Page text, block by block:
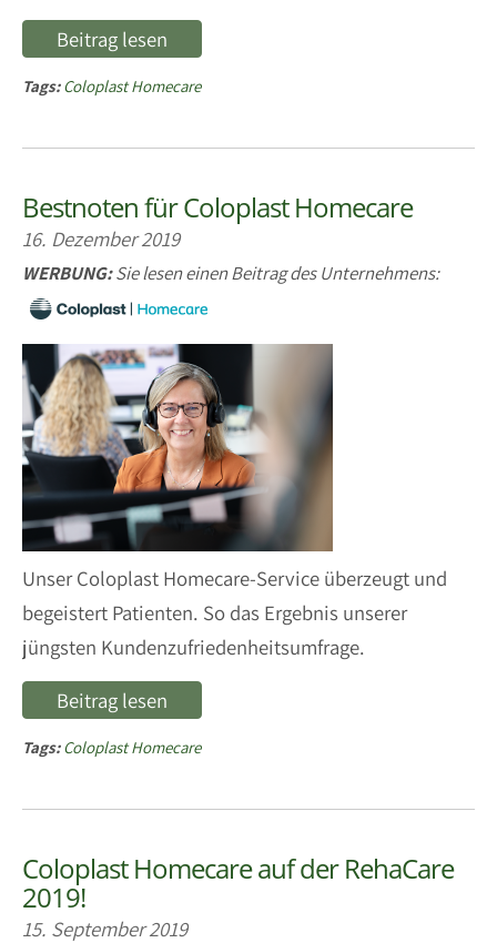
Beitrag lesen
Tags:Coloplast Homecare
Bestnoten für Coloplast Homecare
16. Dezember 2019
WERBUNG:Sie lesen einen Beitrag des Unternehmens:
Unser Coloplast Homecare-Service überzeugt und
begeistert Patienten. So das Ergebnis unserer
jüngsten Kundenzufriedenheitsumfrage.
Beitrag lesen
Tags:Coloplast Homecare
Coloplast Homecare auf der RehaCare
2019!
15. September 2019